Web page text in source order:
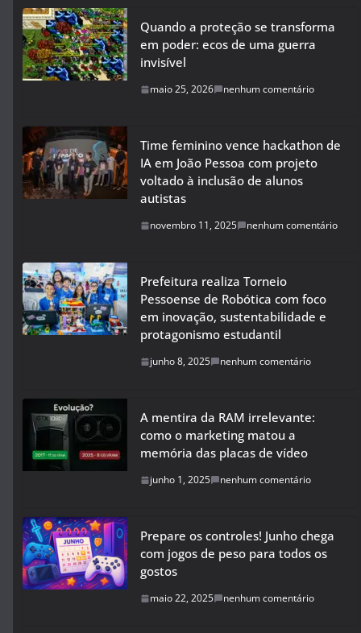
Quando a proteção se transforma
em poder: ecos de uma guerra
invisível
maio 25, 2026 nenhum comentário
Time feminino vence hackathon de
IA em João Pessoa com projeto
voltado à inclusão de alunos
autistas
novembro 11, 2025 nenhum comentário
Prefeitura realiza Torneio
Pessoense de Robótica com foco
em inovação, sustentabilidade e
protagonismo estudantil
junho 8, 2025 nenhum comentário
A mentira da RAM irrelevante:
como o marketing matou a
memória das placas de vídeo
junho 1, 2025 nenhum comentário
Prepare os controles! Junho chega
com jogos de peso para todos os
gostos
maio 22, 2025 nenhum comentário